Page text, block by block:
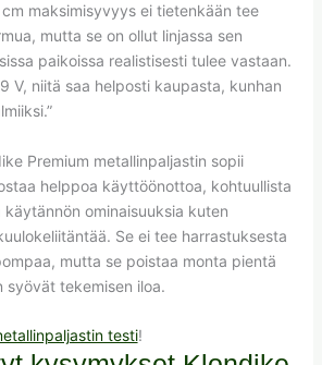
maksimisyvyys ei tietenkään tee
mutta se on ollut linjassa sen
paikoissa realistisesti tulee vastaan.
V, niitä saa helposti kaupasta, kunhan
Premium metallinpaljastin sopii
helppoa käyttöönottoa, kohtuullista
ominaisuuksia kuten
Se ei tee harrastuksesta
mutta se poistaa monta pientä
syövät tekemisen iloa.
testi!